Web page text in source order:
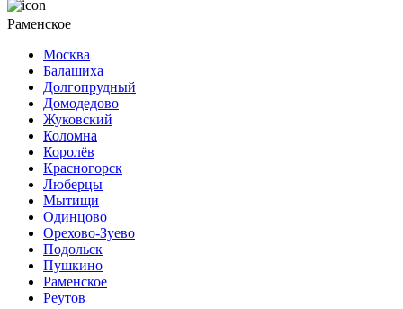
Раменское
Москва
Балашиха
Долгопрудный
Домодедово
Жуковский
Коломна
Королёв
Красногорск
Люберцы
Мытищи
Одинцово
Орехово-Зуево
Подольск
Пушкино
Раменское
Реутов